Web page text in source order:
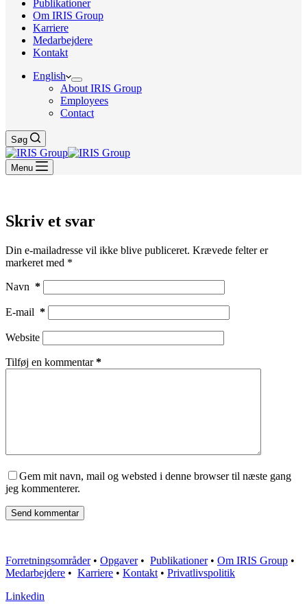
Publikationer
Om IRIS Group
Karriere
Medarbejdere
Kontakt
English
About IRIS Group
Employees
Contact
Søg
Menu
Skriv et svar
Din e-mailadresse vil ikke blive publiceret. Krævede felter er
markeret med *
Navn *
E-mail *
Website
Tilføj en kommentar*
Gem mit navn, mail og websted i denne browser til næste gang
jeg kommenterer.
Send kommentar
Forretningsområder• Opgaver• Publikationer• Om IRIS Group •
Medarbejdere • Karriere • Kontakt • Privatlivspolitik
Linkedin